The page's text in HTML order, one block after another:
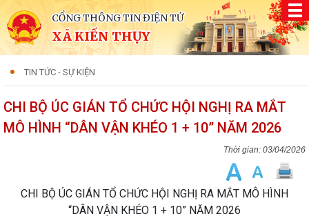
CỔNG THÔNG TIN ĐIỆN TỬ
XÃ KIẾN THỤY
TIN TỨC - SỰ KIỆN
CHI BỘ ÚC GIÁN TỔ CHỨC HỘI NGHỊ RA MẮT
MÔ HÌNH “DÂN VẬN KHÉO 1 + 10” NĂM 2026
03/04/2026
CHI BỘ ÚC GIÁN TỔ CHỨC HỘI NGHỊ RA MẮT MÔ HÌNH
“DÂN VẬN KHÉO 1 + 10” NĂM 2026